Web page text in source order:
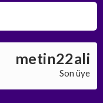
metin22ali
Son üye